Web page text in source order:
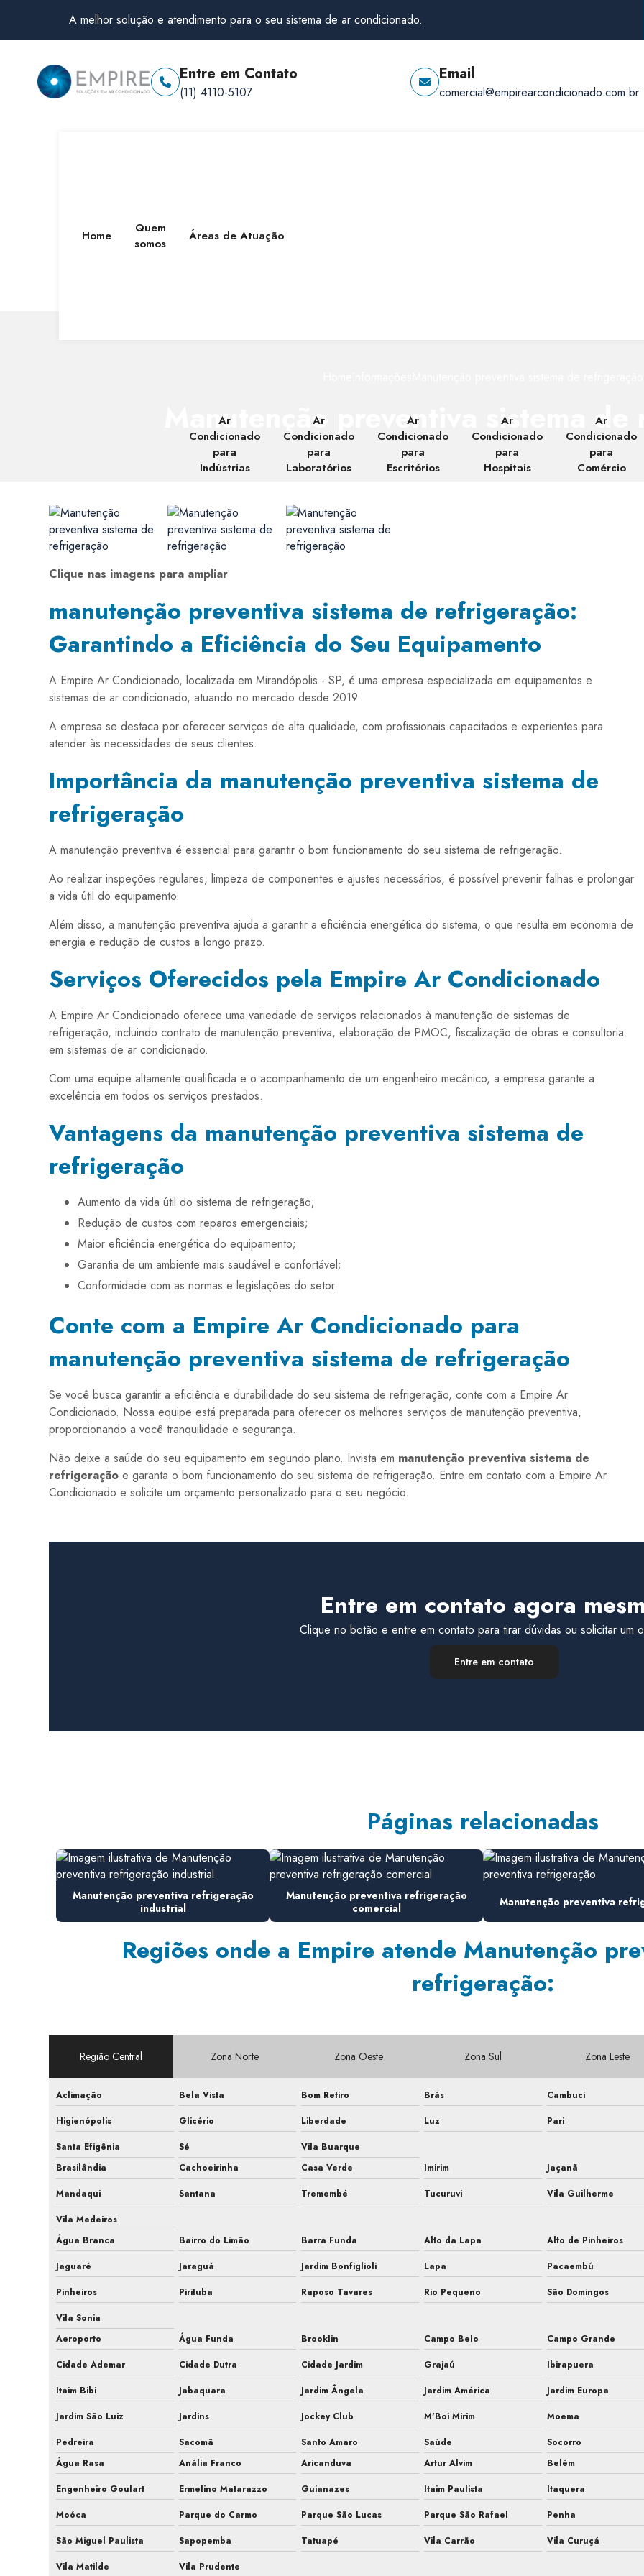
A melhor solução e atendimento para o seu sistema de ar condicionado.
Entre em Contato
(11) 4110-5107
Email
comercial@empirearcondicionado.com.br
Home
Quem
somos
Áreas de Atuação
Ar
Condicionado
para
Indústrias
Ar
Condicionado
para
Laboratórios
Ar
Condicionado
para
Escritórios
Ar
Condicionado
para
Hospitais
Ar
Condicionado
para
Comércio
Manutenção preventiva sistema
Clique nas imagens para ampliar
manutenção preventiva sistema de refrigeração:
Garantindo a Eficiência do Seu Equipamento
A Empire Ar Condicionado, localizada em Mirandópolis - SP, é uma empresa especializada em equipamentos e
sistemas de ar condicionado, atuando no mercado desde 2019.
A empresa se destaca por oferecer serviços de alta qualidade, com profissionais capacitados e experientes para
atender às necessidades de seus clientes.
Importância da manutenção preventiva sistema de
refrigeração
A manutenção preventiva é essencial para garantir o bom funcionamento do seu sistema de refrigeração.
Ao realizar inspeções regulares, limpeza de componentes e ajustes necessários, é possível prevenir falhas e prolongar
a vida útil do equipamento.
Além disso, a manutenção preventiva ajuda a garantir a eficiência energética do sistema, o que resulta em economia de
energia e redução de custos a longo prazo.
Serviços Oferecidos pela Empire Ar Condicionado
A Empire Ar Condicionado oferece uma variedade de serviços relacionados à manutenção de sistemas de
refrigeração, incluindo contrato de manutenção preventiva, elaboração de PMOC, fiscalização de obras e consultoria
em sistemas de ar condicionado.
Com uma equipe altamente qualificada e o acompanhamento de um engenheiro mecânico, a empresa garante a
excelência em todos os serviços prestados.
Vantagens da manutenção preventiva sistema de
refrigeração
Aumento da vida útil do sistema de refrigeração;
Redução de custos com reparos emergenciais;
Maior eficiência energética do equipamento;
Garantia de um ambiente mais saudável e confortável;
Conformidade com as normas e legislações do setor.
Conte com a Empire Ar Condicionado para
manutenção preventiva sistema de refrigeração
Se você busca garantir a eficiência e durabilidade do seu sistema de refrigeração, conte com a Empire Ar
Condicionado. Nossa equipe está preparada para oferecer os melhores serviços de manutenção preventiva,
proporcionando a você tranquilidade e segurança.
Não deixe a saúde do seu equipamento em segundo plano. Invista em manutenção preventiva sistema de
refrigeração e garanta o bom funcionamento do seu sistema de refrigeração. Entre em contato com a Empire Ar
Condicionado e solicite um orçamento personalizado para o seu negócio.
Entre em contato agora
Clique no botão e entre em contato para tirar dúvidas ou solicitar um
Entre em contato
Páginas relacionadas
Manutenção preventiva refrigeração
industrial
Manutenção preventiva refrigeração
comercial
Manutenção preventiva
Regiões onde a Empire atende Manutenção
refrigeração:
Região Central Zona Norte Zona Oeste Zona Sul Zona Leste
Aclimação Bela Vista Bom Retiro Brás Cambuci
Higienópolis
Glicério Liberdade Luz Pari
Santa Efigênia
Sé
Vila Buarque
Brasilândia
Cachoeirinha Casa Verde Imirim Jaçanã
Mandaqui
Santana Tremembé Tucuruvi Vila Guilherme
Vila Medeiros
Água Branca
Bairro do Limão Barra Funda Alto da Lapa Alto de Pinheiros
Jaguaré
Jaraguá Jardim Bonfiglioli Lapa Pacaembú
Pinheiros
Pirituba Raposo Tavares Rio Pequeno São Domingos
Vila Sonia
Aeroporto
Água Funda Brooklin Campo Belo Campo Grande
Cidade Ademar
Cidade Dutra Cidade Jardim Grajaú Ibirapuera
Itaim Bibi
Jabaquara Jardim Ângela Jardim América Jardim Europa
Jardim São Luiz
Jardins Jockey Club M'Boi Mirim Moema
Pedreira
Sacomã Santo Amaro Saúde Socorro
Água Rasa
Anália Franco Aricanduva Artur Alvim Belém
Engenheiro Goulart
Ermelino Matarazzo Guianazes Itaim Paulista Itaquera
Moóca
Parque do Carmo Parque São Lucas Parque São Rafael Penha
São Miguel Paulista
Sapopemba Tatuapé Vila Carrão Vila Curuçá
Vila Matilde
Vila Prudente